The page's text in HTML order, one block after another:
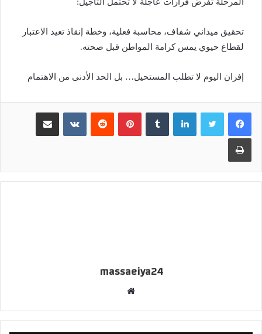
المرحلة تفرض قرارات عاجلة لا تحتمل التأجيل:
تحقيق ميداني شفاف، محاسبة فعلية، وخطة إنقاذ تعيد الاعتبار
لقطاع حيوي يمس كرامة المواطن قبل صحته.
إفران اليوم لا تطلب المستحيل… بل الحد الأدنى من الاهتمام
لينكدإن بينتيريست مشاركة عبر البريد
طباعة
massaeiya24